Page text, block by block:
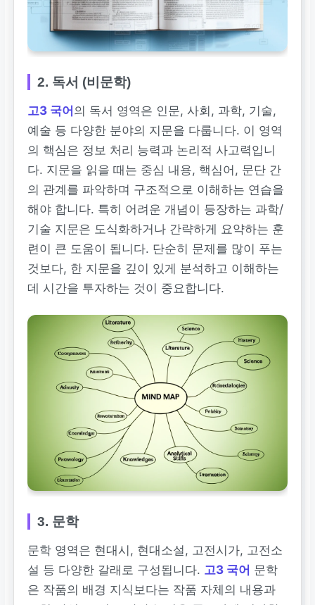
2. 독서 (비문학)
고3 국어의 독서 영역은 인문, 사회, 과학, 기술,
예술 등 다양한 분야의 지문을 다룹니다. 이 영역
의 핵심은 정보 처리 능력과 논리적 사고력입니
다. 지문을 읽을 때는 중심 내용, 핵심어, 문단 간
의 관계를 파악하며 구조적으로 이해하는 연습을
해야 합니다. 특히 어려운 개념이 등장하는 과학/
기술 지문은 도식화하거나 간략하게 요약하는 훈
련이 큰 도움이 됩니다. 단순히 문제를 많이 푸는
것보다, 한 지문을 깊이 있게 분석하고 이해하는
데 시간을 투자하는 것이 중요합니다.
3. 문학
문학 영역은 현대시, 현대소설, 고전시가, 고전소
설 등 다양한 갈래로 구성됩니다. 고3 국어 문학
은 작품의 배경 지식보다는 작품 자체의 내용과